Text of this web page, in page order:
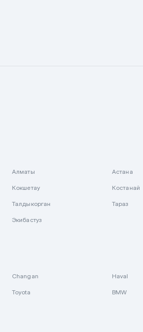
Алматы Астана
Кокшетау Костанай
Талдыкорган Тараз
Экибастуз
Changan Haval
Toyota BMW